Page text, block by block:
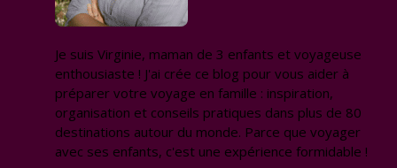
Je suis Virginie, maman de 3 enfants et voyageuse
enthousiaste ! J'ai crée ce blog pour vous aider à
préparer votre voyage en famille : inspiration,
organisation et conseils pratiques dans plus de 80
destinations autour du monde. Parce que voyager
avec ses enfants, c'est une expérience formidable !